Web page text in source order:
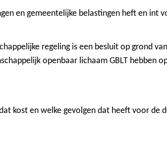
en gemeentelijke belastingen heft en
regeling is een besluit op grond
openbaar lichaam GBLT hebben
kost en welke gevolgen dat heeft voor de